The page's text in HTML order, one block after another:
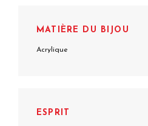
MATIÈRE DU BIJOU
Acrylique
ESPRIT